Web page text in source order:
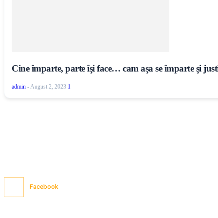
Cine împarte, parte îşi face… cam aşa se împarte şi
admin - August 2, 2023 1
Facebook